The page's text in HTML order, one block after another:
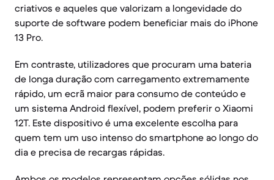
criativos e aqueles que valorizam a longevidade do
suporte de software podem beneficiar mais do iPhone
13 Pro.
Em contraste, utilizadores que procuram uma bateria
de longa duração com carregamento extremamente
rápido, um ecrã maior para consumo de conteúdo e
um sistema Android flexível, podem preferir o Xiaomi
12T. Este dispositivo é uma excelente escolha para
quem tem um uso intenso do smartphone ao longo do
dia e precisa de recargas rápidas.